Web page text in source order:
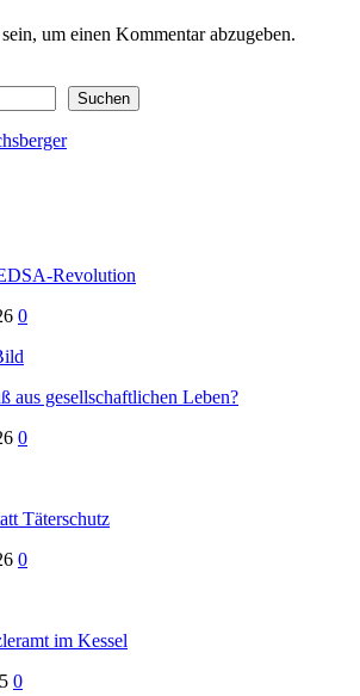
sein, um einen Kommentar abzugeben.
Suchen
Revolution
0
aus gesellschaftlichen Leben?
0
Täterschutz
0
im Kessel
0